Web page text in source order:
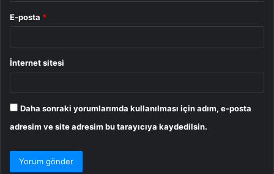
E-posta *
İnternet sitesi
Daha sonraki yorumlarımda kullanılması için adım, e-posta
adresim ve site adresim bu tarayıcıya kaydedilsin.